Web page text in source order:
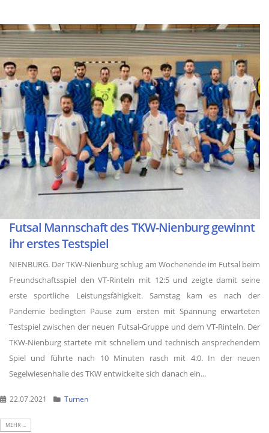
Futsal Mannschaft des TKW-Nienburg gewinnt
ihr erstes Testspiel
NIENBURG. Der TKW-Nienburg schlug am Wochenende im Futsal beim
Freundschaftsspiel den VT-Rinteln mit 12:5 und zeigte damit seine
erste sportliche Leistungsfähigkeit. Samstag kam es nach der
Pandemie bedingten Pause zum ersten mit Spannung erwarteten
Testspiel zwischen der neuen Futsal-Gruppe und dem VT-Rinteln. Der
TKW-Nienburg startete mit schnellem und technisch ansprechendem
Spiel und führte nach 10 Minuten rasch mit 4:0. In der neuen
Segelwiesenhalle des TKW entwickelte sich danach ein...
22.07.2021 Turnen
MEHR ...